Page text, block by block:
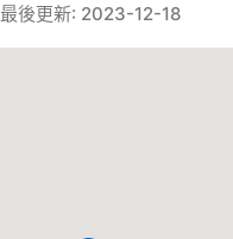
最後更新: 2023-12-18